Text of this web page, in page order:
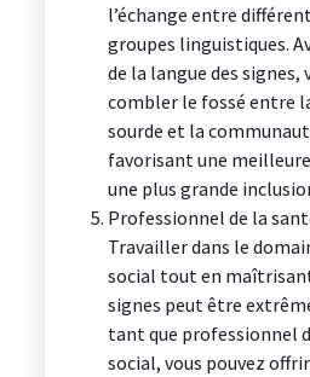
l’échange entre
groupes linguistiques.
de la langue des signes,
combler le fossé entre
sourde et la
favorisant une
une plus grande
Professionnel de la
Travailler dans le
social tout en
signes peut être
tant que professionnel
social, vous pouvez